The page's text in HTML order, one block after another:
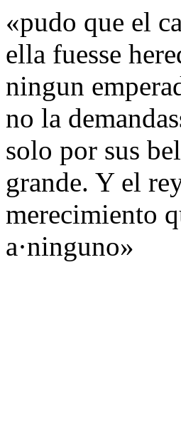
«pudo que el
ella fuesse
ningun
no la
solo por sus
grande. Y el
merecimiento
a·ninguno»